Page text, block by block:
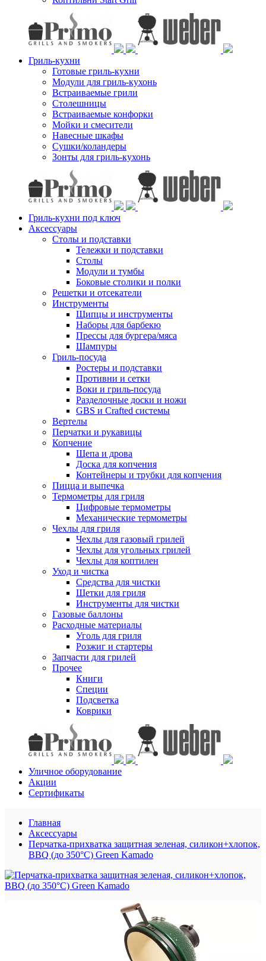
Гриль-кухни
Готовые гриль-кухни
Модули для гриль-кухонь
Встраиваемые грили
Столешницы
Встраиваемые конфорки
Мойки и смесители
Навесные шкафы
Сушки/коландеры
Зонты для гриль-кухонь
Гриль-кухни под ключ
Аксессуары
Столы и подставки
Тележки и подставки
Столы
Модули и тумбы
Боковые столики и полки
Решетки и отсекатели
Инструменты
Щипцы и инструменты
Наборы для барбекю
Прессы для бургера/мяса
Шампуры
Гриль-посуда
Ростеры и подставки
Противни и сетки
Воки и гриль-посуда
Разделочные доски и ножи
GBS и Crafted системы
Вертелы
Перчатки и рукавицы
Копчение
Щепа и дрова
Доска для копчения
Контейнеры и трубки для копчения
Пицца и выпечка
Термометры для гриля
Цифровые термометры
Механические термометры
Чехлы для гриля
Чехлы для газовый грилей
Чехлы для угольных грилей
Чехлы для коптилен
Уход и чистка
Средства для чистки
Щетки для гриля
Инструменты для чистки
Газовые баллоны
Расходные материалы
Уголь для гриля
Розжиг и стартеры
Запчасти для грилей
Прочее
Книги
Специи
Подсветка
Коврики
Уличное оборудование
Акции
Сертификаты
Главная
Аксессуары
Перчатка-прихватка защитная зеленая, силикон+хлопок,
BBQ (до 350°С) Green Kamado